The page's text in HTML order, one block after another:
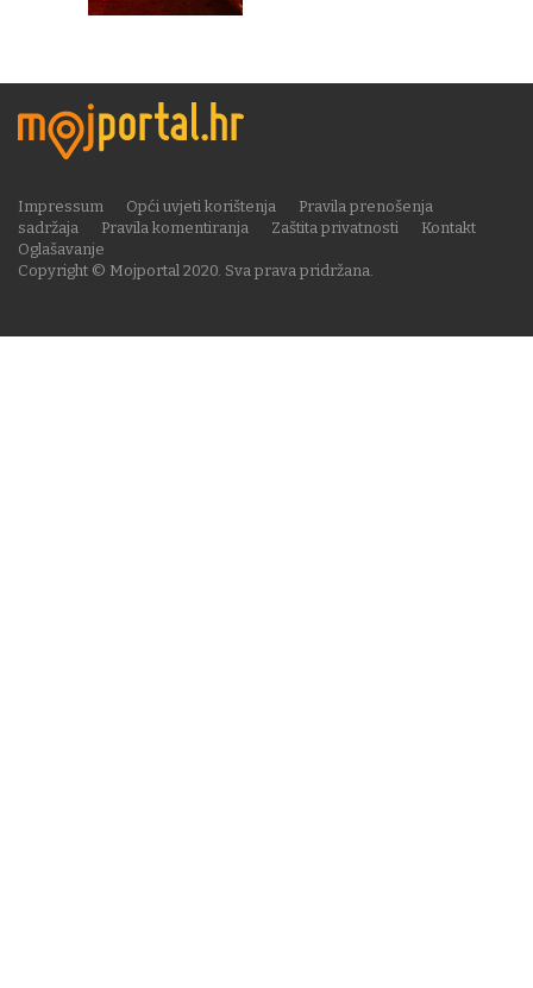
Copyright © Mojportal 2020. Sva prava pridržana.
Impressum Opći uvjeti korištenja
Pravila prenošenja
sadržaja
Pravila komentiranja Zaštita privatnosti
Kontakt
Oglašavanje